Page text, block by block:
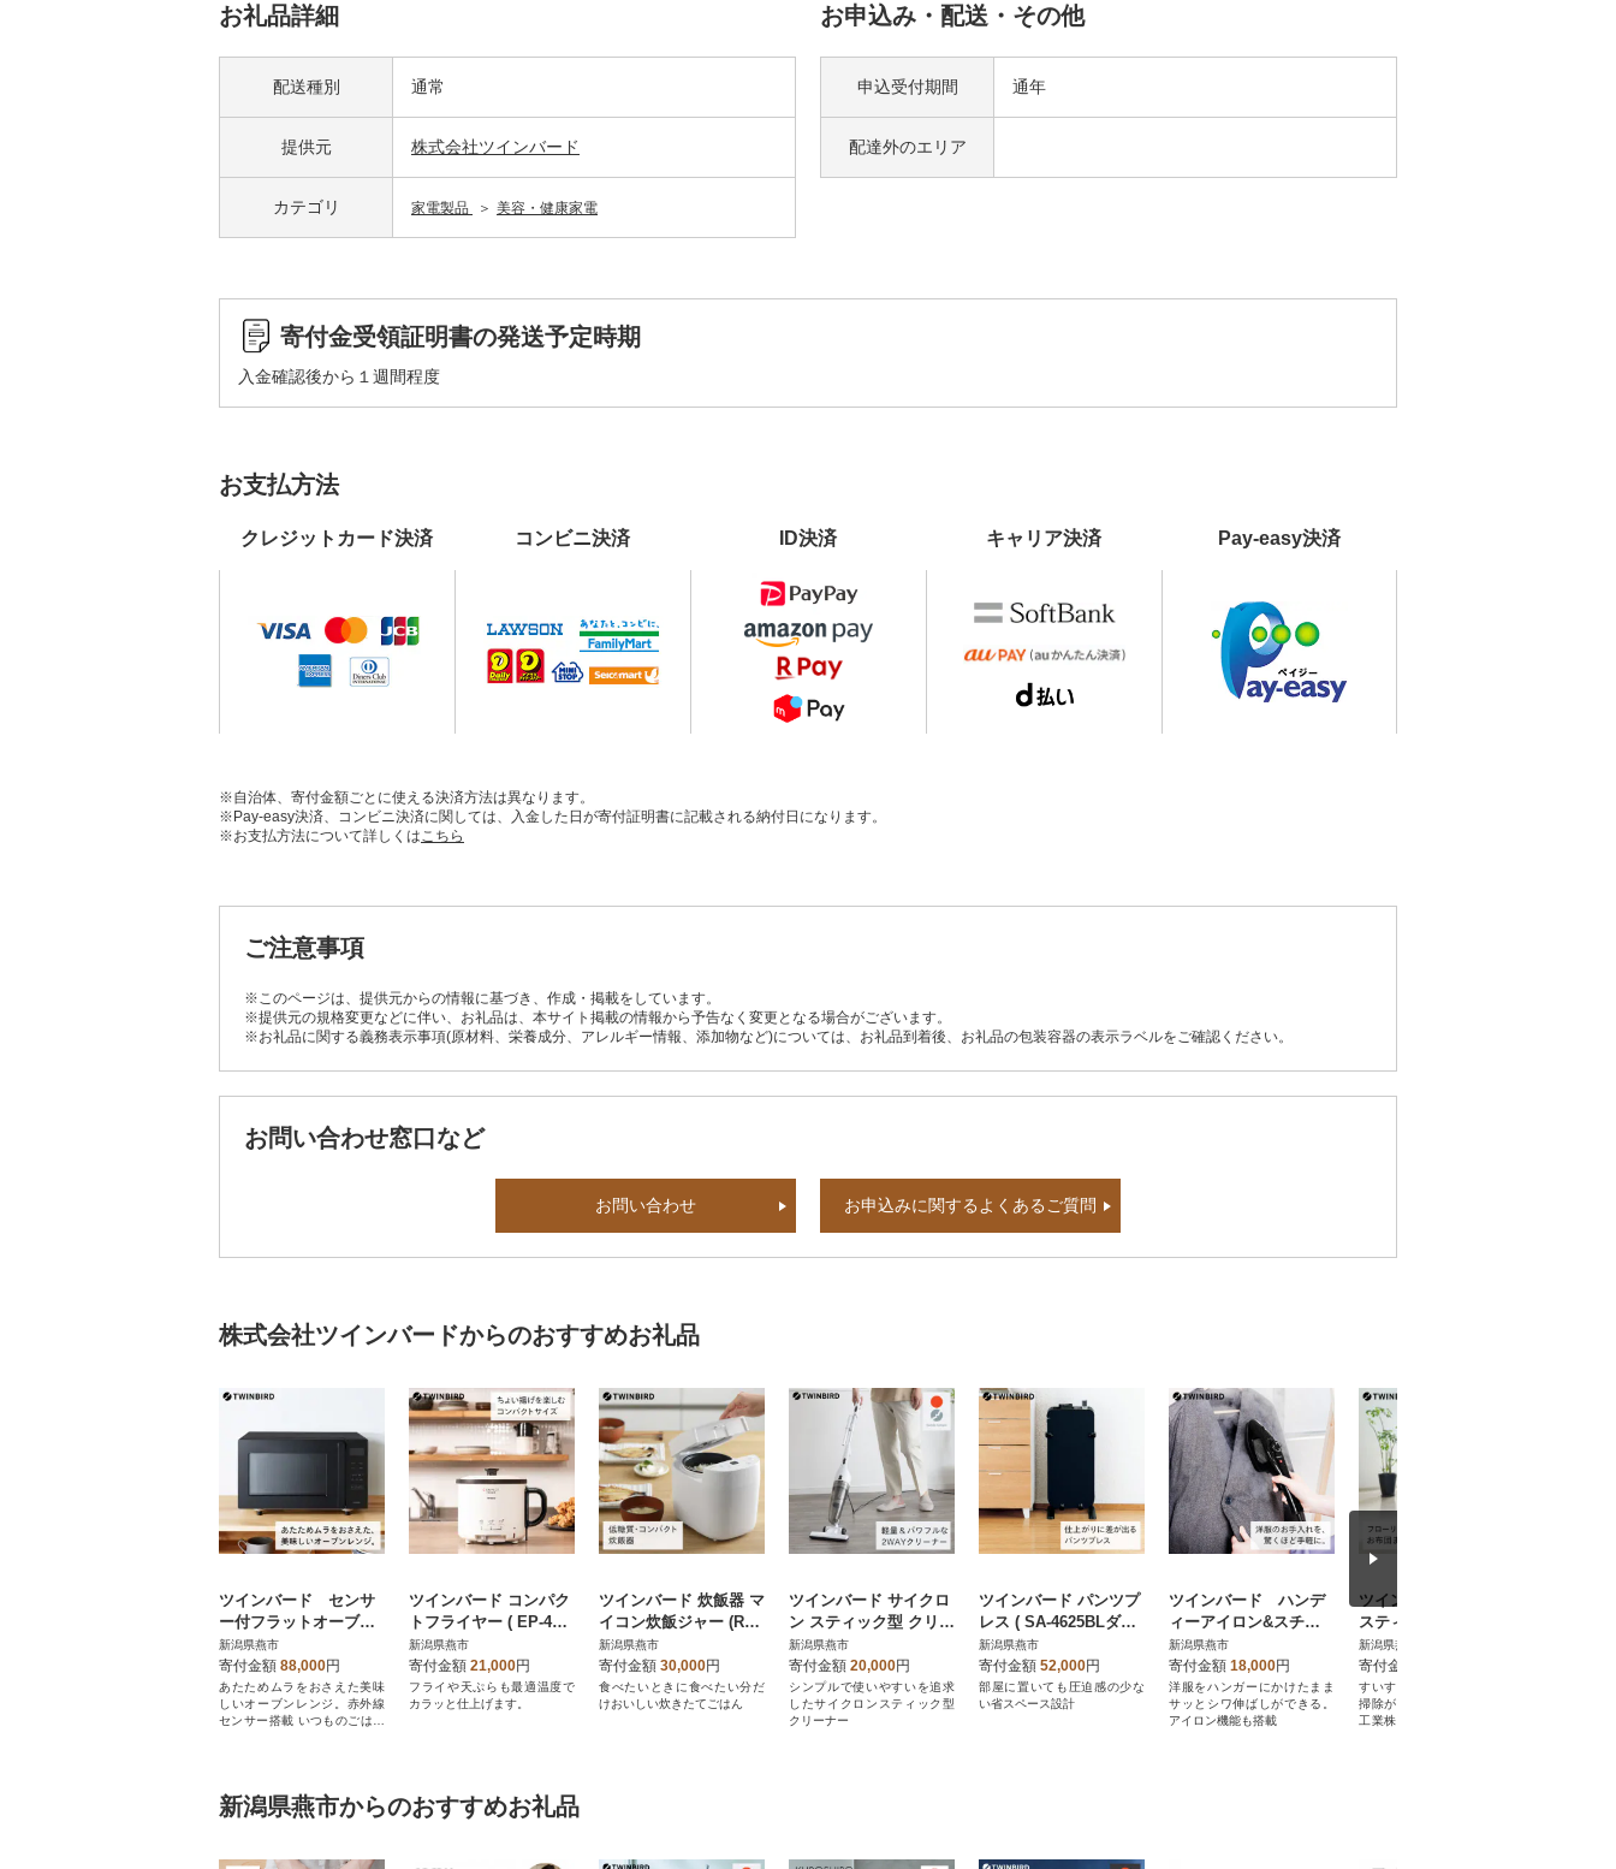
お礼品詳細
配送種別 通常
提供元 株式会社ツインバード
カテゴリ 家電製品 美容・健康家電
お申込み・配送・その他
申込受付期間 通年
配達外のエリア
寄付金受領証明書の発送予定時期
入金確認後から１週間程度
お支払方法
クレジットカード決済 コンビニ決済 ID決済 キャリア決済 Pay-easy決済
※自治体、寄付金額ごとに使える決済方法は異なります。
※Pay-easy決済、コンビニ決済に関しては、入金した日が寄付証明書に記載される納付日になります。
※お支払方法について詳しくはこちら
ご注意事項
※このページは、提供元からの情報に基づき、作成・掲載をしています。
※提供元の規格変更などに伴い、お礼品は、本サイト掲載の情報から予告なく変更となる場合がございます。
※お礼品に関する義務表示事項(原材料、栄養成分、アレルギー情報、添加物など)については、お礼品到着後、お礼品の包装容器の表示ラベルをご確認ください。
お問い合わせ窓口など
お問い合わせ お申込みに関するよくあるご質問
株式会社ツインバードからのおすすめお礼品
ツインバード センサ
ー付フラットオーブン
レンジ DR-E216B
新潟県燕市
寄付金額 88,000円
あたためムラをおさえた美味
しいオーブンレンジ。赤外線
センサー搭載 いつものごはん
ツインバード コンパク
トフライヤー ( EP-469
4PW パールホワイト )
電気フライヤー
新潟県燕市
寄付金額 21,000円
フライや天ぷらも最適温度で
カラッと仕上げます。
ツインバード 炊飯器 マ
イコン炊飯ジャー (RM-
4547W ホワイト) 1.5合
糖質カット
新潟県燕市
寄付金額 30,000円
食べたいときに食べたい分だ
けおいしい炊きたてごはん
ツインバード サイクロ
ン スティック型 クリー
ナー (TC-E124SPW ホ
ワイト) 掃除機
新潟県燕市
寄付金額 20,000円
シンプルで使いやすいを追求
したサイクロンスティック型
クリーナー
ツインバード パンツプ
レス ( SA-4625BLダー
クブルー) ズボンプレッ
サー スタンド式
新潟県燕市
寄付金額 52,000円
部屋に置いても圧迫感の少な
い省スペース設計
ツインバード ハンデ
ィーアイロン&スチー
マー ( SA-4095B ブラ
ック ) 衣類スチーマー
新潟県燕市
寄付金額 18,000円
洋服をハンガーにかけたまま
サッとシワ伸ばしができる。
アイロン機能も搭載
ツインバード ワイパー
スティック型 クリーナ
ー ( TC-5165R レッド )
掃除機
新潟県燕市
寄付金額
すいすい吸い取りながら拭き
掃除ができる、ツインバード
工業株式会社のワイパー付掃
新潟県燕市からのおすすめお礼品